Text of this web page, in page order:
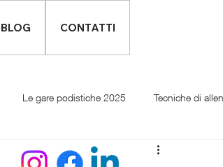
BLOG CONTATTI
Le gare podistiche 2025 Tecniche di